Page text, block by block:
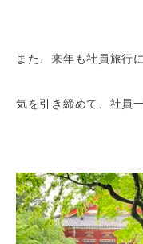
また、来年も社員旅行
気を引き締めて、社員